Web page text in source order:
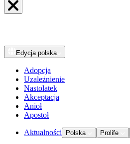
Edycja polska
Adopcja
Uzależnienie
Nastolatek
Akceptacja
Anioł
Apostoł
Aktualności Polska Prolife